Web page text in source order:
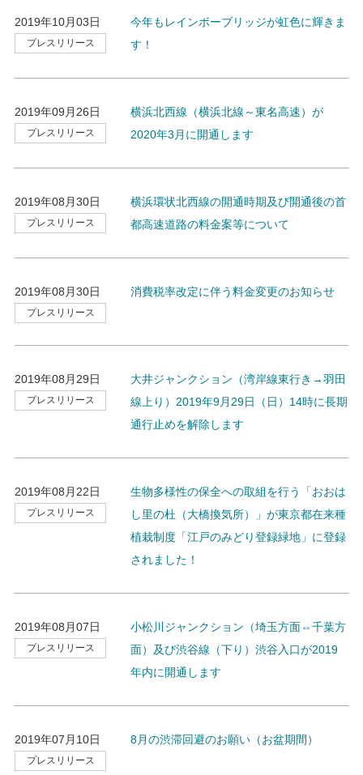
2019年10月03日
プレスリリース
今年もレインボーブリッジが虹色に輝きま
す！
2019年09月26日
プレスリリース
横浜北西線（横浜北線～東名高速）が
2020年3月に開通します
2019年08月30日
プレスリリース
横浜環状北西線の開通時期及び開通後の首
都高速道路の料金案等について
2019年08月30日
プレスリリース
消費税率改定に伴う料金変更のお知らせ
2019年08月29日
プレスリリース
大井ジャンクション（湾岸線東行き→羽田
線上り）2019年9月29日（日）14時に長期
通行止めを解除します
2019年08月22日
プレスリリース
生物多様性の保全への取組を行う「おおは
し里の杜（大橋換気所）」が東京都在来種
植栽制度「江戸のみどり登録緑地」に登録
されました！
2019年08月07日
プレスリリース
小松川ジャンクション（埼玉方面⇔千葉方
面）及び渋谷線（下り）渋谷入口が2019
年内に開通します
2019年07月10日
プレスリリース
8月の渋滞回避のお願い（お盆期間）